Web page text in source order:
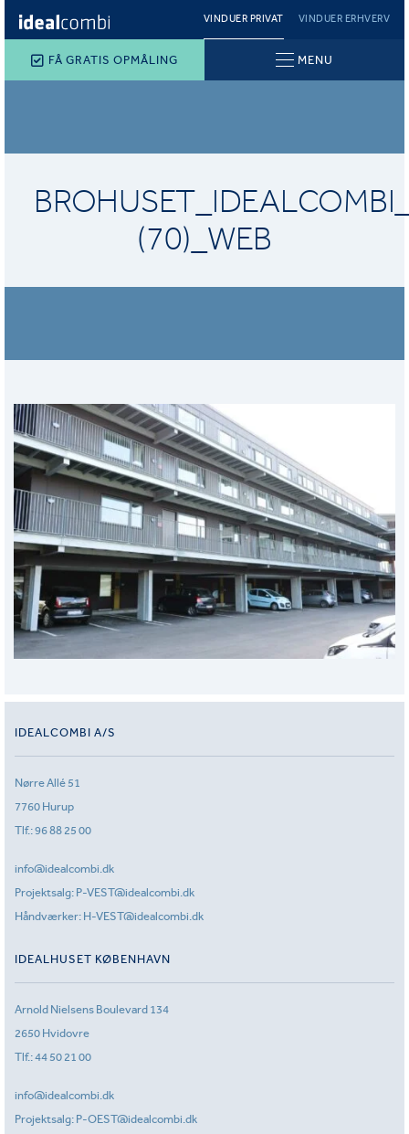
VINDUER PRIVAT VINDUER ERHVERV
FÅ GRATIS OPMÅLING MENU
(70)_WEB
IDEALCOMBI A/S
Nørre Allé 51
7760 Hurup
Tlf.:96 88 25 00
info@idealcombi.dk
Projektsalg: P-VEST@idealcombi.dk
Håndværker: H-VEST@idealcombi.dk
IDEALHUSET KØBENHAVN
Arnold Nielsens Boulevard 134
2650 Hvidovre
Tlf.:44 50 21 00
info@idealcombi.dk
Projektsalg: P-OEST@idealcombi.dk